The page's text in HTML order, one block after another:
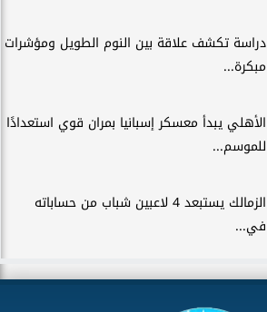
دراسة تكشف علاقة بين النوم الطويل ومؤشرات
مبكرة...
الأهلي يبدأ معسكر إسبانيا بمران قوي استعدادًا
للموسم...
الزمالك يستبعد 4 لاعبين شباب من حساباته
في...